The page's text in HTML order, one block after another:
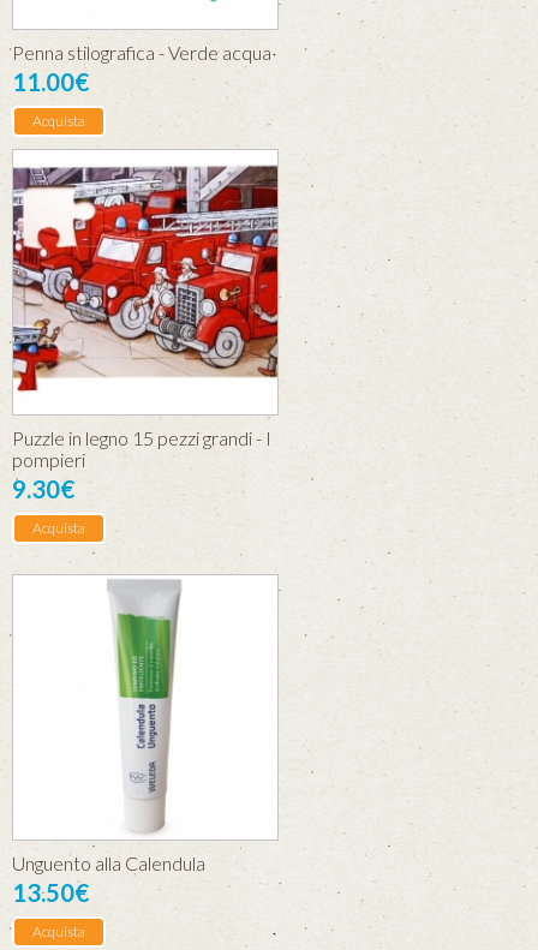
Penna stilografica - Verde acqua
11.00€
Acquista
Puzzle in legno 15 pezzi grandi - I
pompieri
9.30€
Acquista
Unguento alla Calendula
13.50€
Acquista